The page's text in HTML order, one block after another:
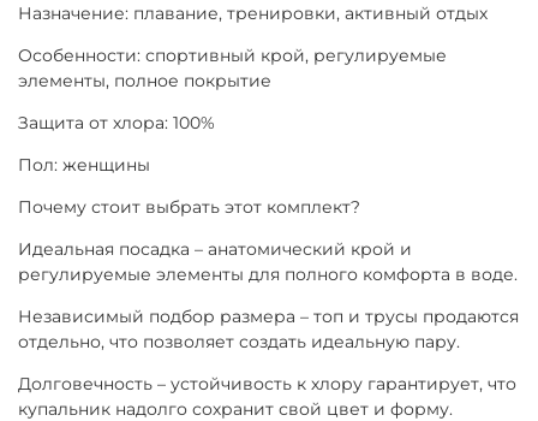
Назначение: плавание, тренировки, активный отдых
Особенности: спортивный крой, регулируемые
элементы, полное покрытие
Защита от хлора: 100%
Пол: женщины
Почему стоит выбрать этот комплект?
Идеальная посадка – анатомический крой и
регулируемые элементы для полного комфорта в воде.
Независимый подбор размера – топ и трусы продаются
отдельно, что позволяет создать идеальную пару.
Долговечность – устойчивость к хлору гарантирует, что
купальник надолго сохранит свой цвет и форму.